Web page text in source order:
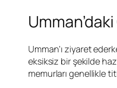
Umman’ı ziyaret
eksiksiz bir şekilde
memurları genellikle